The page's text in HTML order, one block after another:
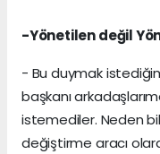
-Yönetilen değil
- Bu duymak
başkanı
istemediler. Neden
değiştirme aracı